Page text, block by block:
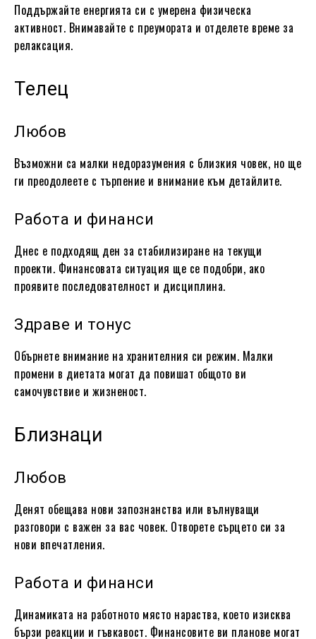
Поддържайте енергията си с умерена физическа
активност. Внимавайте с преумората и отделете време за
релаксация.
Телец
Любов
Възможни са малки недоразумения с близкия човек, но ще
ги преодолеете с търпение и внимание към детайлите.
Работа и финанси
Днес е подходящ ден за стабилизиране на текущи
проекти. Финансовата ситуация ще се подобри, ако
проявите последователност и дисциплина.
Здраве и тонус
Обърнете внимание на хранителния си режим. Малки
промени в диетата могат да повишат общото ви
самочувствие и жизненост.
Близнаци
Любов
Денят обещава нови запознанства или вълнуващи
разговори с важен за вас човек. Отворете сърцето си за
нови впечатления.
Работа и финанси
Динамиката на работното място нараства, което изисква
бързи реакции и гъвкавост. Финансовите ви планове могат